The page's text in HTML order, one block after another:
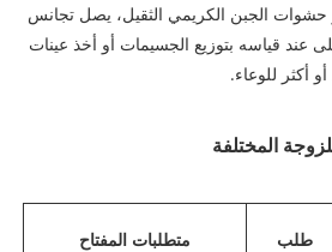
الجبن الكريمي الثقيل، يصل تجانس
إلى 98% أو أعلى عند قياسه بتوزيع الجسيمات أو أخذ عينات
أكثر للوعاء.
المختلفة
طلب متطلبات المفتاح